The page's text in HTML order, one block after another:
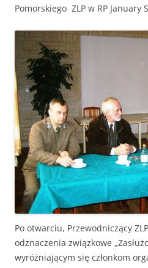
Pomorskiego ZLP w RP January
Po otwarciu, Przewodniczący
odznaczenia związkowe
wyróżniającym się członkom